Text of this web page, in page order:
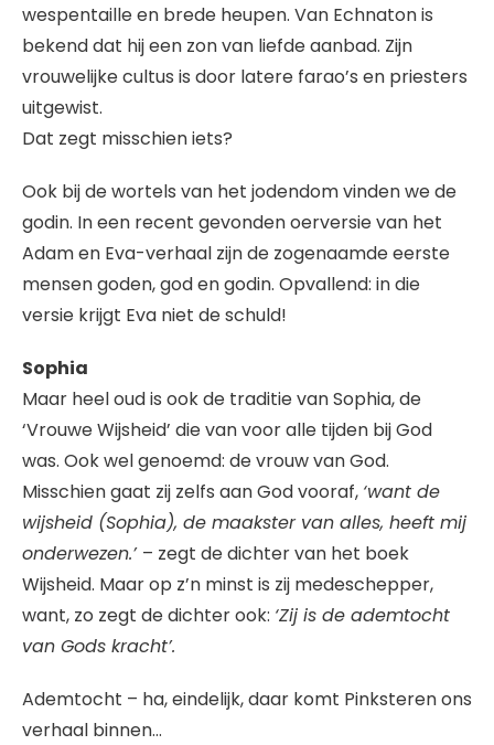
wespentaille en brede heupen. Van Echnaton is
bekend dat hij een zon van liefde aanbad. Zijn
vrouwelijke cultus is door latere farao’s en priesters
uitgewist.
Dat zegt misschien iets?
Ook bij de wortels van het jodendom vinden we de
godin. In een recent gevonden oerversie van het
Adam en Eva-verhaal zijn de zogenaamde eerste
mensen goden, god en godin. Opvallend: in die
versie krijgt Eva niet de schuld!
Sophia
Maar heel oud is ook de traditie van Sophia, de
‘Vrouwe Wijsheid’ die van voor alle tijden bij God
was. Ook wel genoemd: de vrouw van God.
Misschien gaat zij zelfs aan God vooraf, ‘want de
wijsheid (Sophia), de maakster van alles, heeft mij
onderwezen.’ – zegt de dichter van het boek
Wijsheid. Maar op z’n minst is zij medeschepper,
want, zo zegt de dichter ook: ‘Zij is de ademtocht
van Gods kracht’.
Ademtocht – ha, eindelijk, daar komt Pinksteren ons
verhaal binnen…